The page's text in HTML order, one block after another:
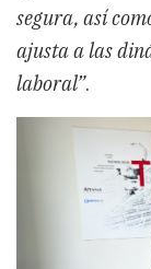
segura, así
ajusta a las
laboral”.